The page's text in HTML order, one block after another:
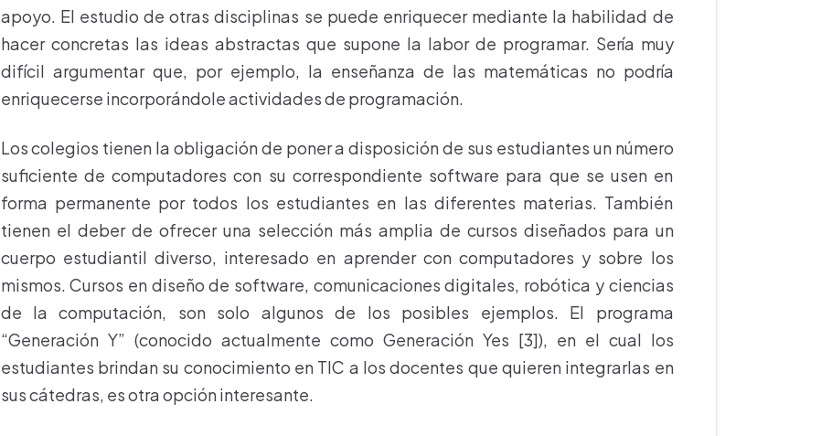
apoyo. El estudio de otras disciplinas se puede enriquecer mediante la habilidad de
hacer concretas las ideas abstractas que supone la labor de programar. Sería muy
difícil argumentar que, por ejemplo, la enseñanza de las matemáticas no podría
enriquecerse incorporándole actividades de programación.
Los colegios tienen la obligación de poner a disposición de sus estudiantes un número
suficiente de computadores con su correspondiente software para que se usen en
forma permanente por todos los estudiantes en las diferentes materias. También
tienen el deber de ofrecer una selección más amplia de cursos diseñados para un
cuerpo estudiantil diverso, interesado en aprender con computadores y sobre los
mismos. Cursos en diseño de software, comunicaciones digitales, robótica y ciencias
de la computación, son solo algunos de los posibles ejemplos. El programa
“Generación Y” (conocido actualmente como Generación Yes [3]), en el cual los
estudiantes brindan su conocimiento en TIC a los docentes que quieren integrarlas en
sus cátedras, es otra opción interesante.